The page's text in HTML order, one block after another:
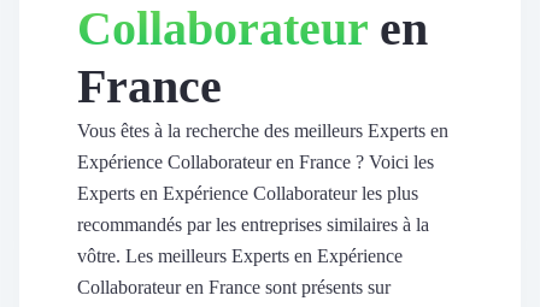
Révéler le réseau
Vitrine & média
Suivi du ROI
Voir tous nos avis clients
Collaborateur en
France
Vous êtes à la recherche des meilleurs Experts en
Expérience Collaborateur en France ? Voici les
Experts en Expérience Collaborateur les plus
recommandés par les entreprises similaires à la
vôtre. Les meilleurs Experts en Expérience
Collaborateur en France sont présents sur